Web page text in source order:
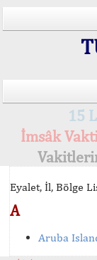
15
İmsâk
Eyalet, İl, Bölge
A
Aruba